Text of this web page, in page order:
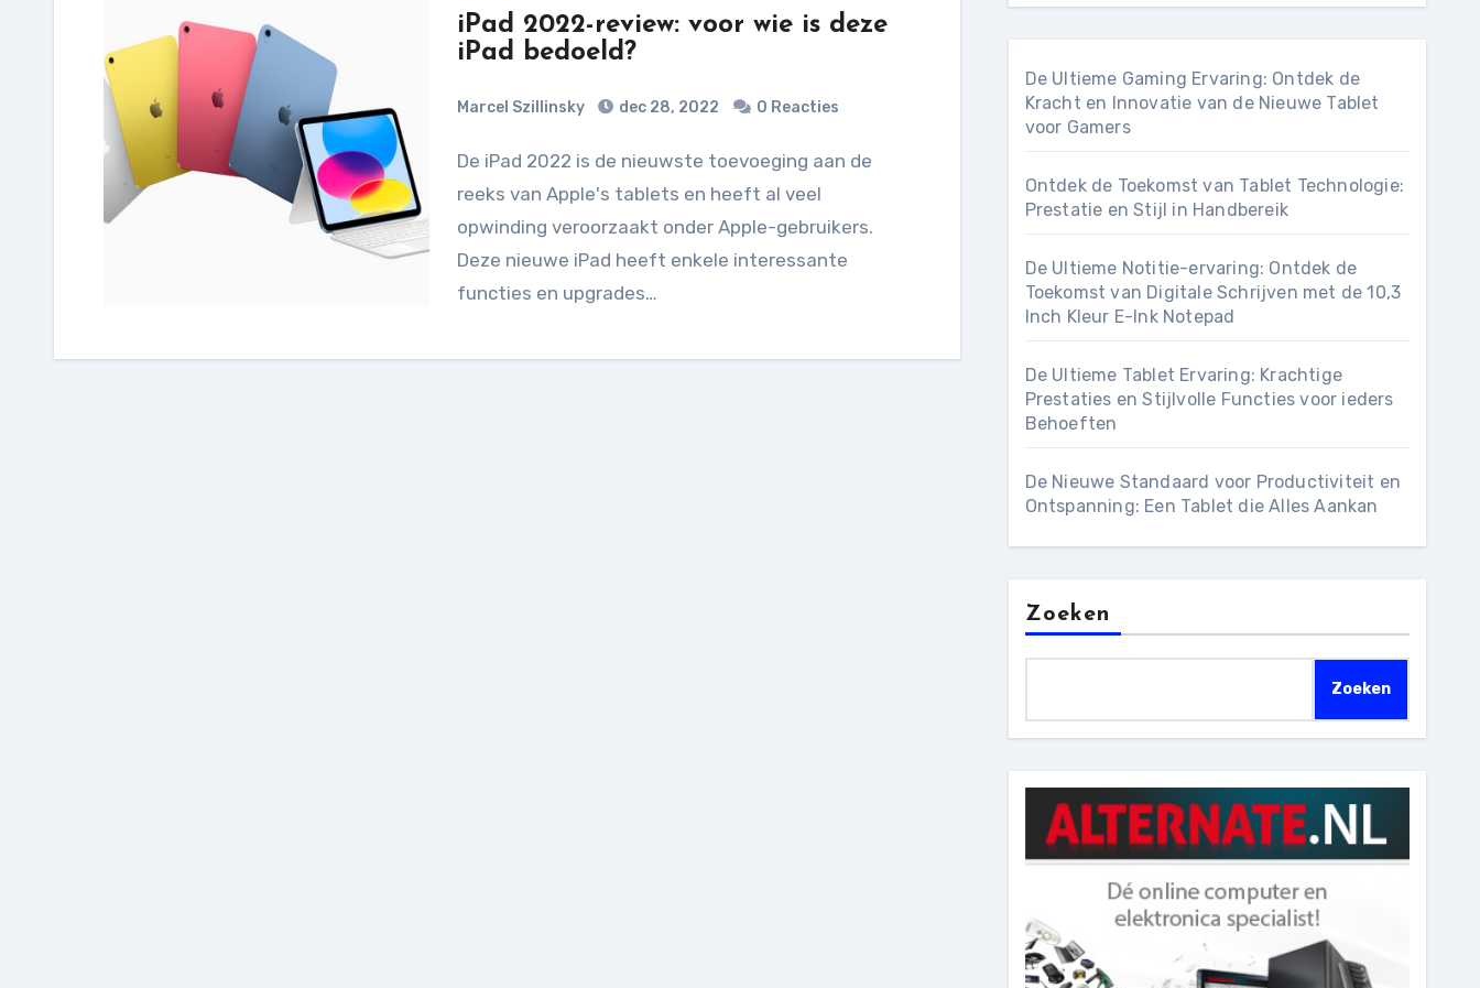
iPad 2022-review: voor wie is deze
iPad bedoeld?
Marcel Szillinsky dec 28, 2022 0 Reacties
De iPad 2022 is de nieuwste toevoeging aan de
reeks van Apple's tablets en heeft al veel
opwinding veroorzaakt onder Apple-gebruikers.
Deze nieuwe iPad heeft enkele interessante
functies en upgrades…
De Ultieme Gaming Ervaring: Ontdek de
Kracht en Innovatie van de Nieuwe Tablet
voor Gamers
Ontdek de Toekomst van Tablet Technologie:
Prestatie en Stijl in Handbereik
De Ultieme Notitie-ervaring: Ontdek de
Toekomst van Digitale Schrijven met de 10,3
Inch Kleur E-Ink Notepad
De Ultieme Tablet Ervaring: Krachtige
Prestaties en Stijlvolle Functies voor ieders
Behoeften
De Nieuwe Standaard voor Productiviteit en
Ontspanning: Een Tablet die Alles Aankan
Zoeken
Zoeken